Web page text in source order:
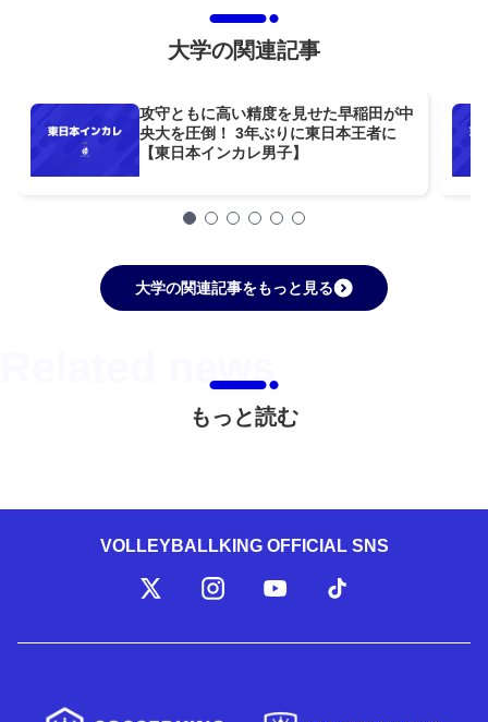
大学の関連記事
攻守ともに高い精度を見せた早稲田が中
央大を圧倒！ 3年ぶりに東日本王者に
【東日本インカレ男子】
大学の関連記事をもっと見る
もっと読む
VOLLEYBALLKING OFFICIAL SNS